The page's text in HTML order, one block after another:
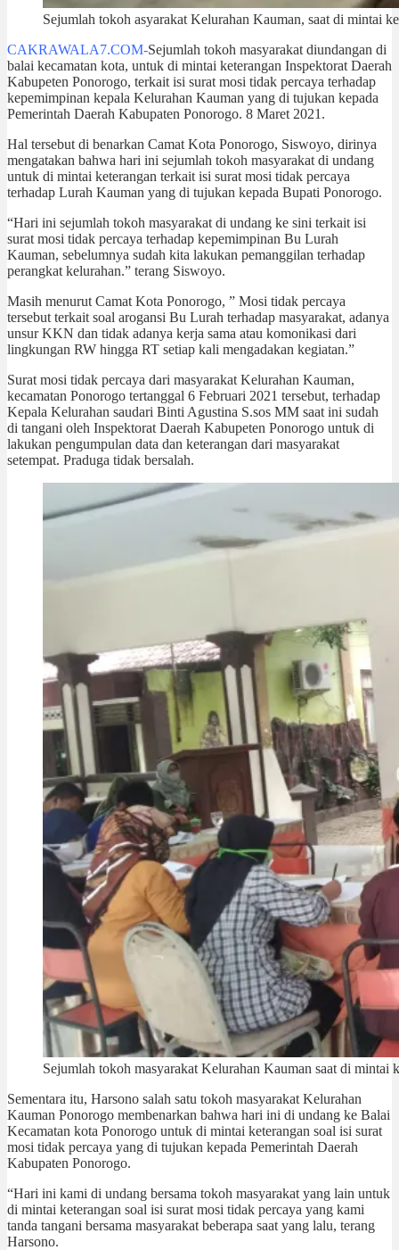
Sejumlah tokoh asyarakat Kelurahan Kauman, saat di mintai
CAKRAWALA7.COM-Sejumlah tokoh masyarakat diundangan di
balai kecamatan kota, untuk di mintai keterangan Inspektorat Daerah
Kabupeten Ponorogo, terkait isi surat mosi tidak percaya terhadap
kepemimpinan kepala Kelurahan Kauman yang di tujukan kepada
Pemerintah Daerah Kabupaten Ponorogo. 8 Maret 2021.
Hal tersebut di benarkan Camat Kota Ponorogo, Siswoyo, dirinya
mengatakan bahwa hari ini sejumlah tokoh masyarakat di undang
untuk di mintai keterangan terkait isi surat mosi tidak percaya
terhadap Lurah Kauman yang di tujukan kepada Bupati Ponorogo.
“Hari ini sejumlah tokoh masyarakat di undang ke sini terkait isi
surat mosi tidak percaya terhadap kepemimpinan Bu Lurah
Kauman, sebelumnya sudah kita lakukan pemanggilan terhadap
perangkat kelurahan.” terang Siswoyo.
Masih menurut Camat Kota Ponorogo, ” Mosi tidak percaya
tersebut terkait soal arogansi Bu Lurah terhadap masyarakat, adanya
unsur KKN dan tidak adanya kerja sama atau komonikasi dari
lingkungan RW hingga RT setiap kali mengadakan kegiatan.”
Surat mosi tidak percaya dari masyarakat Kelurahan Kauman,
kecamatan Ponorogo tertanggal 6 Februari 2021 tersebut, terhadap
Kepala Kelurahan saudari Binti Agustina S.sos MM saat ini sudah
di tangani oleh Inspektorat Daerah Kabupeten Ponorogo untuk di
lakukan pengumpulan data dan keterangan dari masyarakat
setempat. Praduga tidak bersalah.
Sejumlah tokoh masyarakat Kelurahan Kauman saat di
Sementara itu, Harsono salah satu tokoh masyarakat Kelurahan
Kauman Ponorogo membenarkan bahwa hari ini di undang ke Balai
Kecamatan kota Ponorogo untuk di mintai keterangan soal isi surat
mosi tidak percaya yang di tujukan kepada Pemerintah Daerah
Kabupaten Ponorogo.
“Hari ini kami di undang bersama tokoh masyarakat yang lain untuk
di mintai keterangan soal isi surat mosi tidak percaya yang kami
tanda tangani bersama masyarakat beberapa saat yang lalu, terang
Harsono.